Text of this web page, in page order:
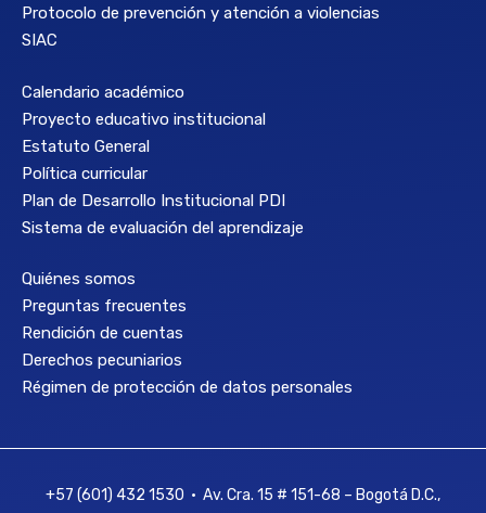
Protocolo de prevención y atención a violencias
SIAC
Calendario académico
Proyecto educativo institucional
Estatuto General
Política curricular
Plan de Desarrollo Institucional PDI
Sistema de evaluación del aprendizaje
Quiénes somos
Preguntas frecuentes
Rendición de cuentas
Derechos pecuniarios
Régimen de protección de datos personales
+57 (601) 432 1530 • Av. Cra. 15 # 151-68 – Bogotá D.C.,